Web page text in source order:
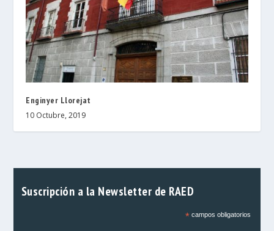
Enginyer Llorejat
10 Octubre, 2019
Suscripción a la Newsletter de RAED
*campos obligatorios